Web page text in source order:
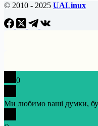
© 2010 - 2025 UALinux
0
Ми любимо ваші думки,